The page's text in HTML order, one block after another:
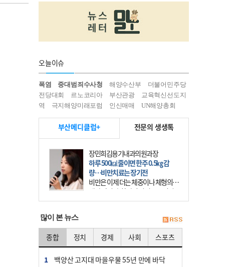
오늘이슈
폭염 중대범죄수사청 해양수산부
더불어민주당
전당대회
르노코리아 부산관광
교육혁신선도지
역
극지해양미래포럼 인신매매 UN해양총회
부산메디클럽+ 전문의 생생톡
장민희김용기내과의원과장
하루 500㎉ 줄이면 한주 0.5㎏ 감
량…비만치료는 장기전
비만은 이제 더는 체중이나 체형의 문
제가 아니다. 하나의 질병으로 인지
하고 치료와 관리를 해야 한다. 세계
많이 본 뉴스
종합 정치 경제 사회 스포츠
1
백양산 고지대 마을우물 55년 만에 바닥